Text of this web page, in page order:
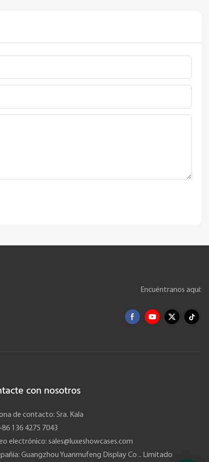
Encuéntranos aquí:
con nosotros
de contacto: Sra. Kala
136 4275 7043
electrónico: sales@luxeshowcases.com
Guangzhou Yuanmufeng Display Co .. Limitado